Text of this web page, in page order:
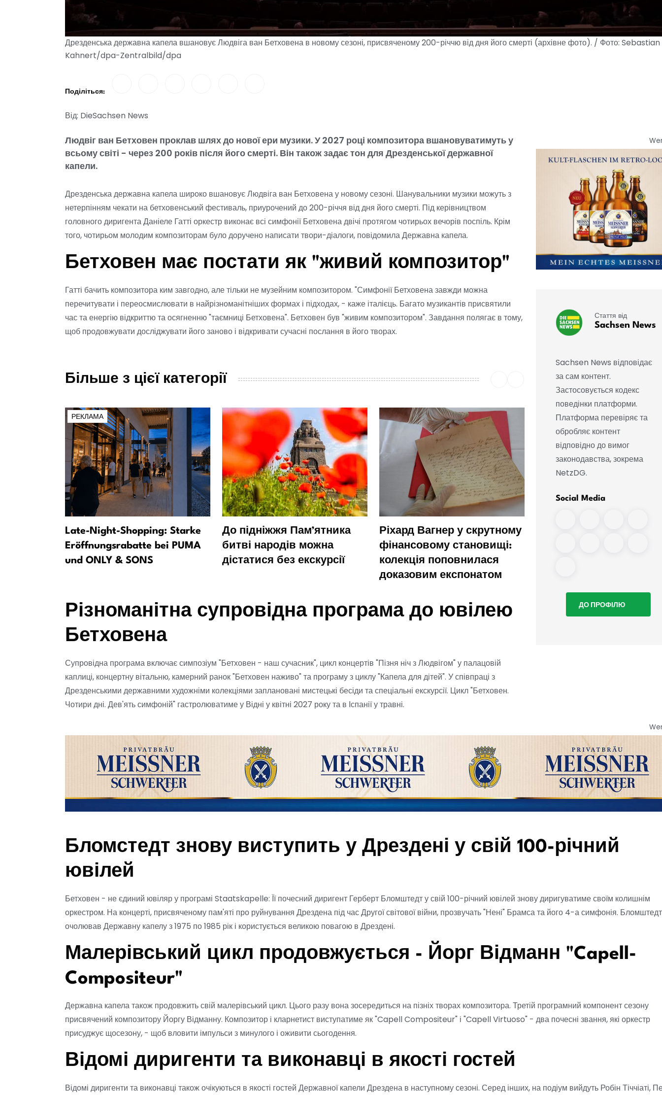
Дрезденська державна капела вшановує Людвіга ван Бетховена в новому сезоні, присвяченому 200-річчю від дня його смерті (архівне фото). / Фото: Sebastian
Kahnert/dpa-Zentralbild/dpa
Поділіться:
Від: DieSachsen News
Людвіг ван Бетховен проклав шлях до нової ери музики. У 2027 році композитора вшановуватимуть у
всьому світі - через 200 років після його смерті. Він також задає тон для Дрезденської державної
капели.
Дрезденська державна капела широко вшановує Людвіга ван Бетховена у новому сезоні. Шанувальники музики можуть з
нетерпінням чекати на бетховенський фестиваль, приурочений до 200-річчя від дня його смерті. Під керівництвом
головного диригента Даніеле Гатті оркестр виконає всі симфонії Бетховена двічі протягом чотирьох вечорів поспіль. Крім
того, чотирьом молодим композиторам було доручено написати твори-діалоги, повідомила Державна капела.
Бетховен має постати як "живий композитор"
Гатті бачить композитора ким завгодно, але тільки не музейним композитором. "Симфонії Бетховена завжди можна
перечитувати і переосмислювати в найрізноманітніших формах і підходах, - каже італієць. Багато музикантів присвятили
час та енергію відкриттю та осягненню "таємниці Бетховена". Бетховен був "живим композитором". Завдання полягає в тому,
щоб продовжувати досліджувати його заново і відкривати сучасні послання в його творах.
Більше з цієї категорії
РЕКЛАМА
Late-Night-Shopping: Starke
Eröffnungsrabatte bei PUMA
und ONLY & SONS
До підніжжя Пам’ятника
битві народів можна
дістатися без екскурсії
Ріхард Вагнер у скрутному
фінансовому становищі:
колекція поповнилася
доказовим експонатом
Різноманітна супровідна програма до ювілею
Бетховена
Супровідна програма включає симпозіум "Бетховен - наш сучасник", цикл концертів "Пізня ніч з Людвігом" у палацовій
каплиці, концертну вітальню, камерний ранок "Бетховен наживо" та програму з циклу "Капела для дітей". У співпраці з
Дрезденськими державними художніми колекціями заплановані мистецькі бесіди та спеціальні екскурсії. Цикл "Бетховен.
Чотири дні. Дев'ять симфоній" гастролюватиме у Відні у квітні 2027 року та в Іспанії у травні.
Стаття від
Sachsen News
Sachsen News відповідає
за сам контент.
Застосовується кодекс
поведінки платформи.
Платформа перевіряє та
обробляє контент
відповідно до вимог
законодавства, зокрема
NetzDG.
Social Media
ДО ПРОФІЛЮ
Бломстедт знову виступить у Дрездені у свій 100-річний
ювілей
Бетховен - не єдиний ювіляр у програмі Staatskapelle: Її почесний диригент Герберт Бломштедт у свій 100-річний ювілей знову диригуватиме своїм колишнім
оркестром. На концерті, присвяченому пам'яті про руйнування Дрездена під час Другої світової війни, прозвучать "Нені" Брамса та його 4-а симфонія. Бломштедт
очолював Державну капелу з 1975 по 1985 рік і користується великою повагою в Дрездені.
Малерівський цикл продовжується - Йорг Відманн "Capell-
Compositeur"
Державна капела також продовжить свій малерівський цикл. Цього разу вона зосередиться на пізніх творах композитора. Третій програмний компонент сезону
присвячений композитору Йоргу Відманну. Композитор і кларнетист виступатиме як "Capell Compositeur" і "Capell Virtuoso" - два почесні звання, які оркестр
присуджує щосезону, - щоб вловити імпульси з минулого і оживити сьогодення.
Відомі диригенти та виконавці в якості гостей
Відомі диригенти та виконавці також очікуються в якості гостей Державної капели Дрездена в наступному сезоні. Серед інших, на подіум вийдуть Робін Тіччіаті,